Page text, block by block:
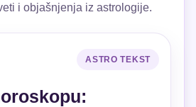
i objašnjenja iz astrologije.
ASTRO TEKST